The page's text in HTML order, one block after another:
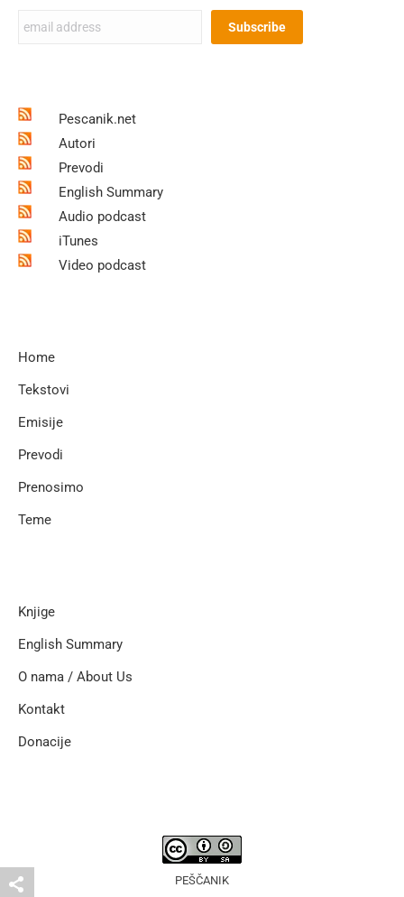
Pescanik.net
Autori
Prevodi
English Summary
Audio podcast
iTunes
Video podcast
Home
Tekstovi
Emisije
Prevodi
Prenosimo
Teme
Knjige
English Summary
O nama / About Us
Kontakt
Donacije
PEŠČANIK